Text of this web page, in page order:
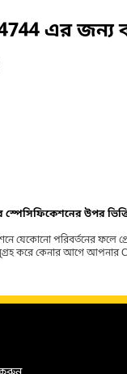
এর জন্য
স্পেসিফিকেশনের উপর
যেকোনো পরিবর্তনের ফলে
করে কেনার আগে আপনার Cat